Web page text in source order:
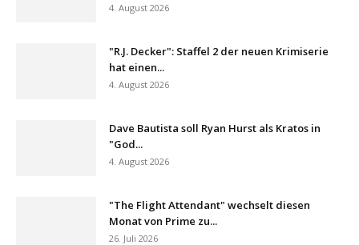
4. August 2026
"R.J. Decker": Staffel 2 der neuen Krimiserie
hat einen...
4. August 2026
Dave Bautista soll Ryan Hurst als Kratos in
"God...
4. August 2026
"The Flight Attendant" wechselt diesen
Monat von Prime zu...
26. Juli 2026